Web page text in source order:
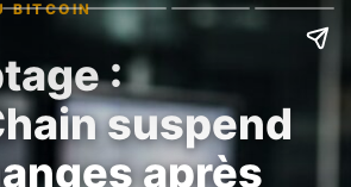
BITCOIN
:
suspend
après